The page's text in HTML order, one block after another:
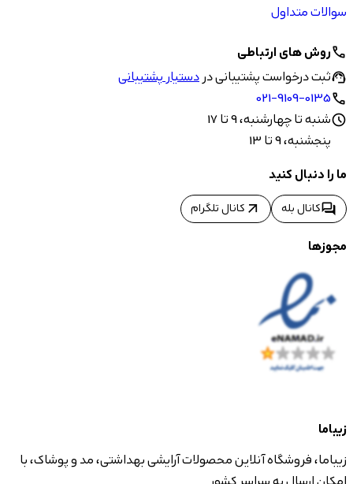
سوالات متداول
callروش های ارتباطی
support_agentثبت درخواست پشتیبانی دردستیار پشتیبانی
call
021-9109-0135
scheduleشنبه تا چهارشنبه، 9 تا 17
پنجشنبه، 9 تا 13
ما را دنبال کنید
forumکانال بله arrow_outward کانال تلگرام
مجوزها
زیباما
زیباما، فروشگاه آنلاین محصولات آرایشی بهداشتی، مد و پوشاک، با